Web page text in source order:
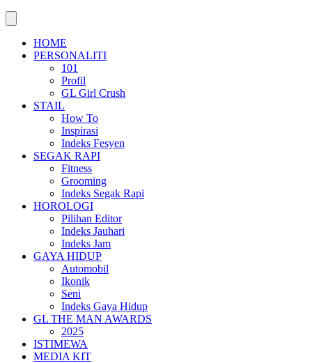
HOME
PERSONALITI
101
Profil
GL Girl Crush
STAIL
How To
Inspirasi
Indeks Fesyen
SEGAK RAPI
Fitness
Grooming
Indeks Segak Rapi
HOROLOGI
Pilihan Editor
Indeks Jauhari
Indeks Jam
GAYA HIDUP
Automobil
Ikonik
Seni
Indeks Gaya Hidup
GL THE MAN AWARDS
2025
ISTIMEWA
MEDIA KIT